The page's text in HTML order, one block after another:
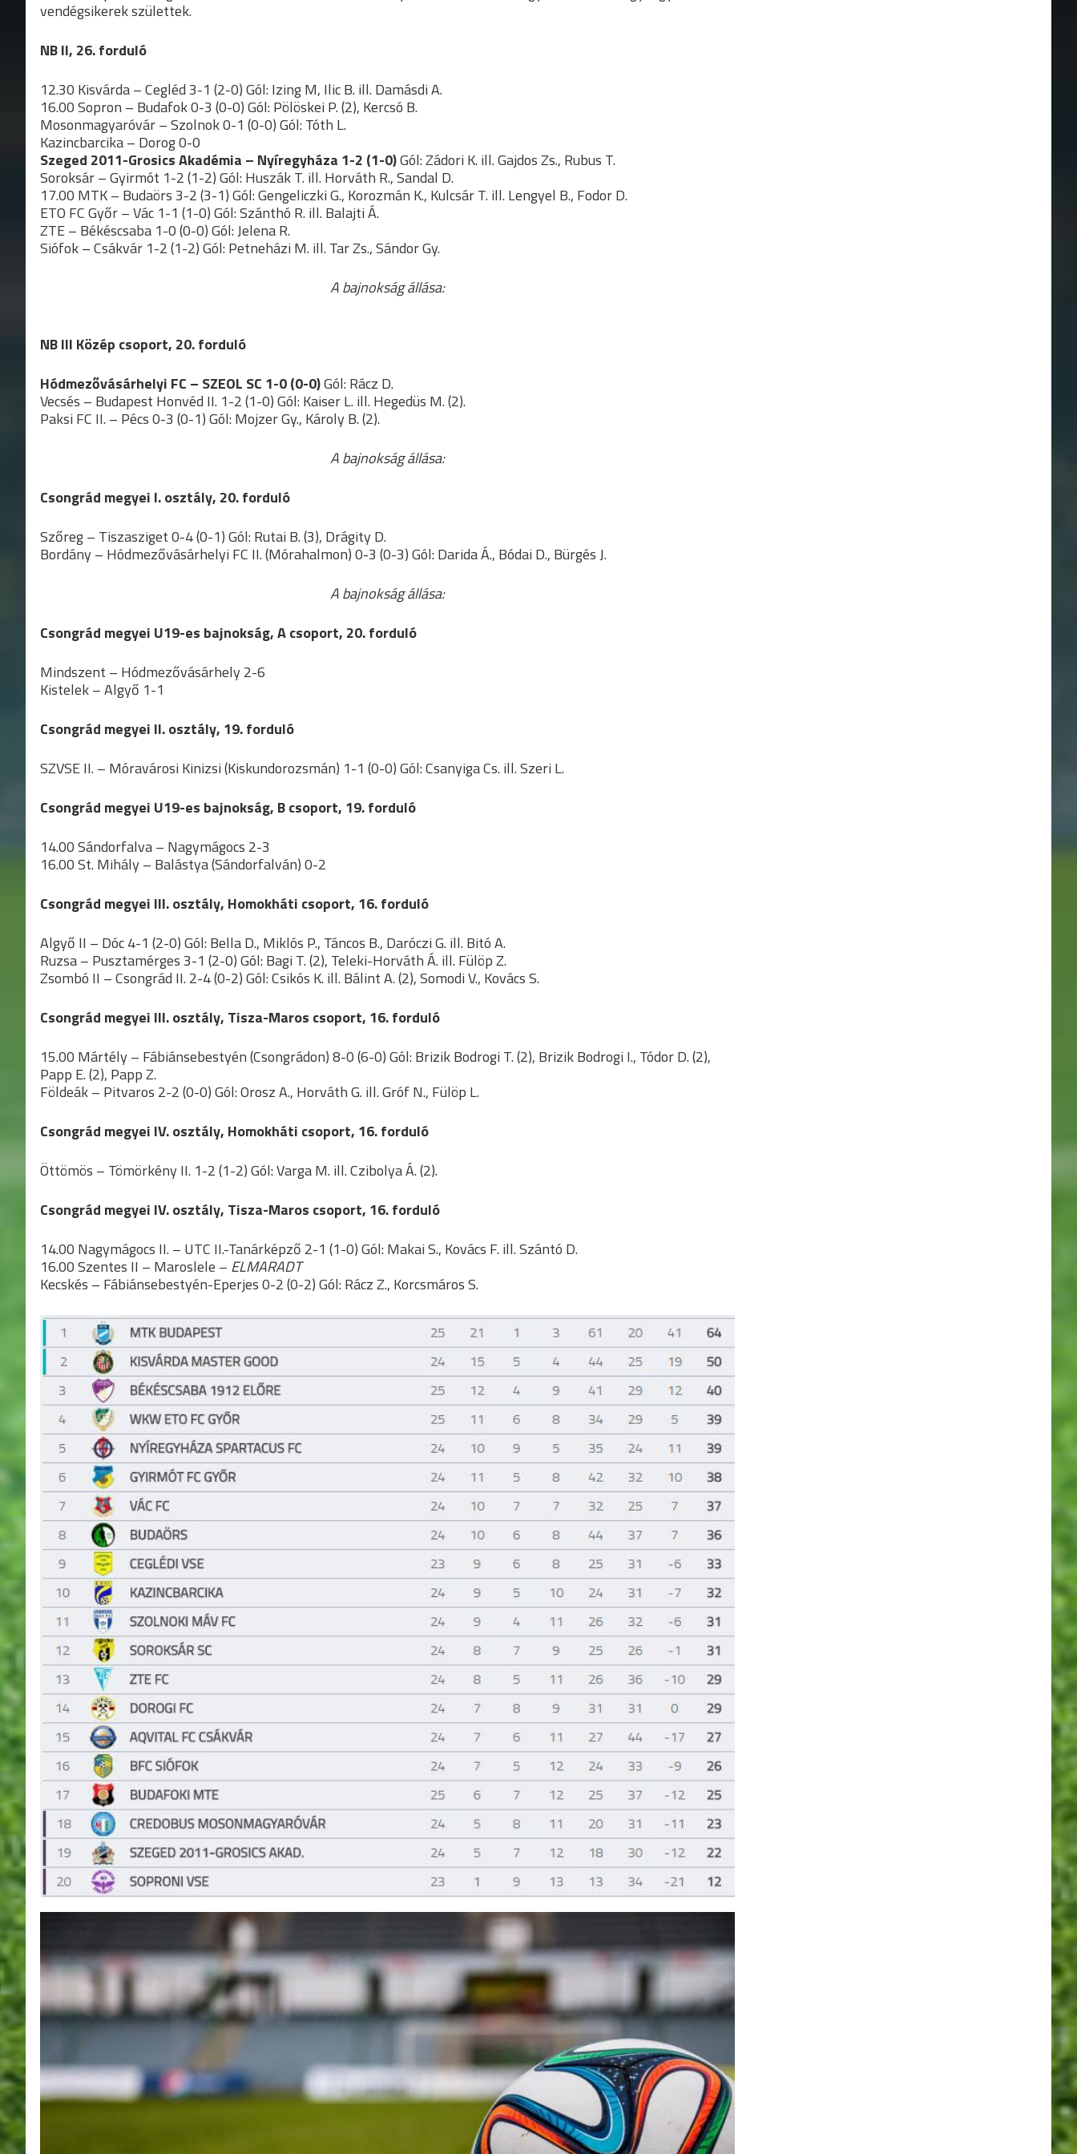
vendégsikerek születtek.
NB II, 26. forduló
12.30 Kisvárda – Cegléd 3-1 (2-0) Gól: Izing M, Ilic B. ill. Damásdi A.
16.00 Sopron – Budafok 0-3 (0-0) Gól: Pölöskei P. (2), Kercsó B.
Mosonmagyaróvár – Szolnok 0-1 (0-0) Gól: Tóth L.
Kazincbarcika – Dorog 0-0
Szeged 2011-Grosics Akadémia – Nyíregyháza 1-2 (1-0)Gól: Zádori K. ill. Gajdos Zs., Rubus T.
Soroksár – Gyirmót 1-2 (1-2) Gól: Huszák T. ill. Horváth R., Sandal D.
17.00 MTK – Budaörs 3-2 (3-1) Gól: Gengeliczki G., Korozmán K., Kulcsár T. ill. Lengyel B., Fodor D.
ETO FC Győr – Vác 1-1 (1-0) Gól: Szánthó R. ill. Balajti Á.
ZTE – Békéscsaba 1-0 (0-0) Gól: Jelena R.
Siófok – Csákvár 1-2 (1-2) Gól: Petneházi M. ill. Tar Zs., Sándor Gy.
A bajnokság állása:
NB III Közép csoport, 20. forduló
Hódmezővásárhelyi FC – SZEOL SC 1-0 (0-0)Gól: Rácz D.
Vecsés – Budapest Honvéd II. 1-2 (1-0) Gól: Kaiser L. ill. Hegedüs M. (2).
Paksi FC II. – Pécs 0-3 (0-1) Gól: Mojzer Gy., Károly B. (2).
A bajnokság állása:
Csongrád megyei I. osztály, 20. forduló
Szőreg – Tiszasziget 0-4 (0-1) Gól: Rutai B. (3), Drágity D.
Bordány – Hódmezővásárhelyi FC II. (Mórahalmon) 0-3 (0-3) Gól: Darida Á., Bódai D., Bürgés J.
A bajnokság állása:
Csongrád megyei U19-es bajnokság, A csoport, 20. forduló
Mindszent – Hódmezővásárhely 2-6
Kistelek – Algyő 1-1
Csongrád megyei II. osztály, 19. forduló
SZVSE II. – Móravárosi Kinizsi (Kiskundorozsmán) 1-1 (0-0) Gól: Csanyiga Cs. ill. Szeri L.
Csongrád megyei U19-es bajnokság, B csoport, 19. forduló
14.00 Sándorfalva – Nagymágocs 2-3
16.00 St. Mihály – Balástya (Sándorfalván) 0-2
Csongrád megyei III. osztály, Homokháti csoport, 16. forduló
Algyő II – Dóc 4-1 (2-0) Gól: Bella D., Miklós P., Táncos B., Daróczi G. ill. Bitó A.
Ruzsa – Pusztamérges 3-1 (2-0) Gól: Bagi T. (2), Teleki-Horváth Á. ill. Fülöp Z.
Zsombó II – Csongrád II. 2-4 (0-2) Gól: Csikós K. ill. Bálint A. (2), Somodi V., Kovács S.
Csongrád megyei III. osztály, Tisza-Maros csoport, 16. forduló
15.00 Mártély – Fábiánsebestyén (Csongrádon) 8-0 (6-0) Gól: Brizik Bodrogi T. (2), Brizik Bodrogi I., Tódor D. (2),
Papp E. (2), Papp Z.
Földeák – Pitvaros 2-2 (0-0) Gól: Orosz A., Horváth G. ill. Gróf N., Fülöp L.
Csongrád megyei IV. osztály, Homokháti csoport, 16. forduló
Öttömös – Tömörkény II. 1-2 (1-2) Gól: Varga M. ill. Czibolya Á. (2).
Csongrád megyei IV. osztály, Tisza-Maros csoport, 16. forduló
14.00 Nagymágocs II. – UTC II.-Tanárképző 2-1 (1-0) Gól: Makai S., Kovács F. ill. Szántó D.
16.00 Szentes II – Maroslele – ELMARADT
Kecskés – Fábiánsebestyén-Eperjes 0-2 (0-2) Gól: Rácz Z., Korcsmáros S.